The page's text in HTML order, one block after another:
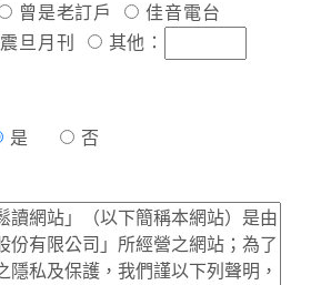
曾是老訂戶
佳音電台
震旦月刊 其他：
是 否